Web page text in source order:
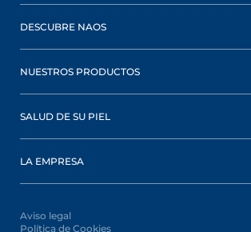
DESCUBRE NAOS
NUESTROS PRODUCTOS
SALUD DE SU PIEL
LA EMPRESA
Aviso legal
Política de Cookies